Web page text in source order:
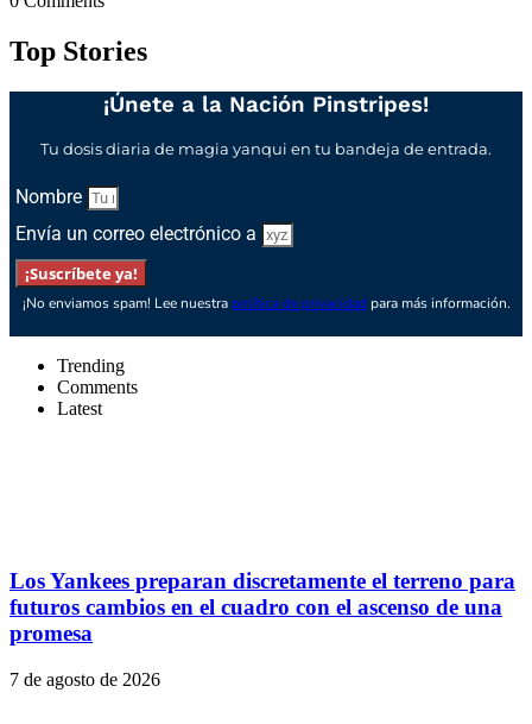
Top Stories
¡Únete a la Nación Pinstripes!
Tu dosis diaria de magia yanqui en tu bandeja de entrada.
Nombre
Envía un correo electrónico a
¡Suscríbete ya!
¡No enviamos spam! Lee nuestra política de privacidad para más información.
Trending
Comments
Latest
Los Yankees preparan discretamente el terreno para
futuros cambios en el cuadro con el ascenso de una
promesa
7 de agosto de 2026